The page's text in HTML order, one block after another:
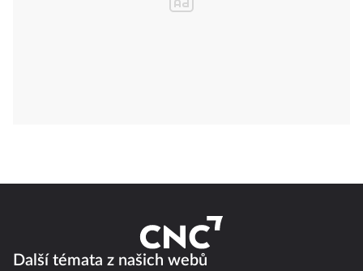
Další témata z našich webů